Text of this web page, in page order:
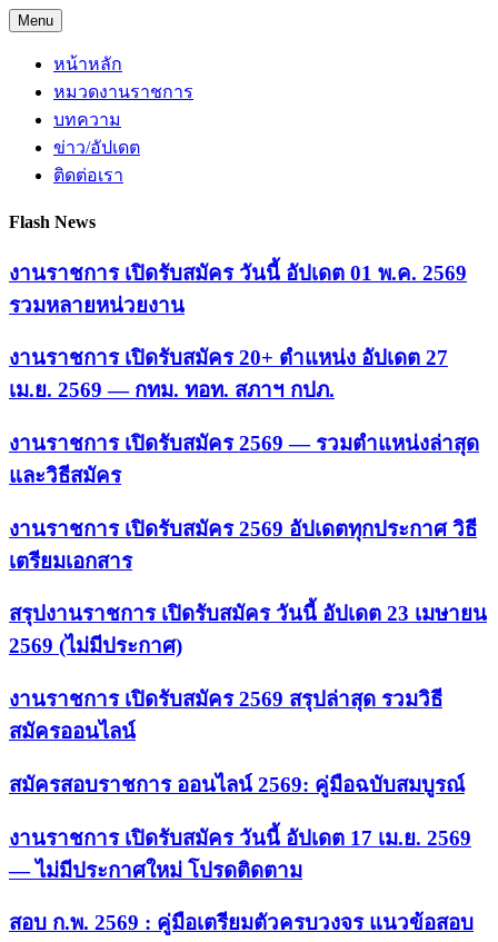
Skip
to
content
Menu
หน้าหลัก
หมวดงานราชการ
บทความ
ข่าว/อัปเดต
ติดต่อเรา
Flash News
งานราชการ เปิดรับสมัคร วันนี้ อัปเดต 01 พ.ค. 2569
รวมหลายหน่วยงาน
งานราชการ เปิดรับสมัคร 20+ ตำแหน่ง อัปเดต 27
เม.ย. 2569 — กทม. ทอท. สภาฯ กปภ.
งานราชการ เปิดรับสมัคร 2569 — รวมตำแหน่งล่าสุด
และวิธีสมัคร
งานราชการ เปิดรับสมัคร 2569 อัปเดตทุกประกาศ วิธี
เตรียมเอกสาร
สรุปงานราชการ เปิดรับสมัคร วันนี้ อัปเดต 23 เมษายน
2569 (ไม่มีประกาศ)
งานราชการ เปิดรับสมัคร 2569 สรุปล่าสุด รวมวิธี
สมัครออนไลน์
สมัครสอบราชการ ออนไลน์ 2569: คู่มือฉบับสมบูรณ์
งานราชการ เปิดรับสมัคร วันนี้ อัปเดต 17 เม.ย. 2569
— ไม่มีประกาศใหม่ โปรดติดตาม
สอบ ก.พ. 2569 : คู่มือเตรียมตัวครบวงจร แนวข้อสอบ